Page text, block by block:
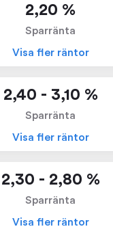
2,20 %
Sparränta
Visa fler räntor
2,40 - 3,10 %
Sparränta
Visa fler räntor
2,30 - 2,80 %
Sparränta
Visa fler räntor